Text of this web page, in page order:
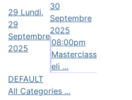
29 Lundi,
29
Septembre
2025
30
Septembre
2025
08:00pm
Masterclass
eli ...
DEFAULT
All Categories ...